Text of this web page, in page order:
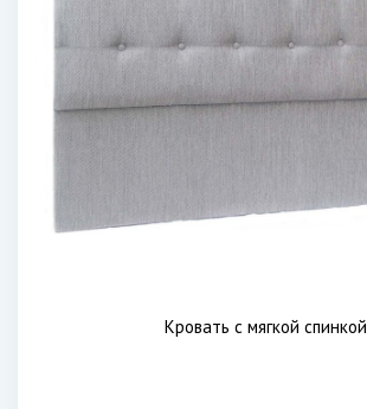
Кровать с мягкой спинкой